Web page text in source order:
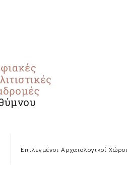
Επιλεγμένοι Αρχαιολογικοί Χώροι